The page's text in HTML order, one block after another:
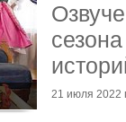
21 июля 2022